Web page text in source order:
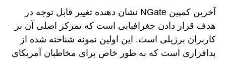
آخرین کمپین NGate نشان دهنده تغییر قابل توجه در
هدف قرار دادن جغرافیایی است که تمرکز اصلی آن بر
کاربران برزیلی است. این اولین نمونه شناخته شده از
بدافزاری است که به طور خاص برای مخاطبان آمریکای